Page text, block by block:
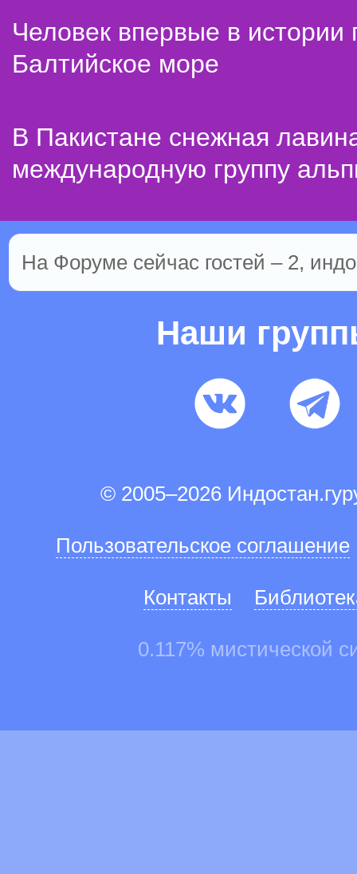
Человек впервые в истории
Балтийское море
В Пакистане снежная
международную группу
На Форуме сейчас гостей – 2,
Наши
© 2005–2026
Пользовательское соглашение
Контакты
0.117% мистической